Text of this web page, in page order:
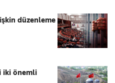
düzenleme
iki önemli